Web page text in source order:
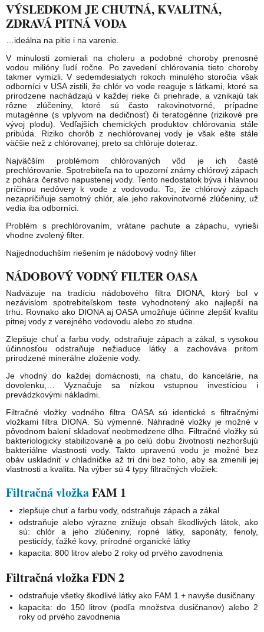
VÝSLEDKOM JE CHUTNÁ, KVALITNÁ,
ZDRAVÁ PITNÁ VODA
…ideálna na pitie i na varenie.
V minulosti zomierali na choleru a podobné choroby prenosné
vodou milióny ľudí ročne. Po zavedení chlórovania tieto choroby
takmer vymizli. V sedemdesiatych rokoch minulého storočia však
odborníci v USA zistili, že chlór vo vode reaguje s látkami, ktoré sa
prirodzene nachádzajú v každej rieke či priehrade, a vznikajú tak
rôzne zlúčeniny, ktoré sú často rakovinotvorné, prípadne
mutagénne (s vplyvom na dedičnosť) či teratogénne (rizikové pre
vývoj plodu). Vedľajších chemických produktov chlórovania stále
pribúda. Riziko chorôb z nechlórovanej vody je však ešte stále
väčšie než z chlórovanej, preto sa chlóruje doteraz.
Najväčším problémom chlórovaných vôd je ich časté
prechlórovanie. Spotrebiteľa na to upozorní známy chlórový zápach
z pohára čerstvo napustenej vody. Tento nedostatok býva i hlavnou
príčinou nedôvery k vode z vodovodu. To, že chlórový zápach
nezapríčiňuje samotný chlór, ale jeho rakovinotvorné zlúčeniny, už
vedia iba odborníci.
Problém s prechlórovaním, vrátane pachute a zápachu, vyrieši
vhodne zvolený filter.
Najjednoduchším riešením je nádobový vodný filter
NÁDOBOVÝ VODNÝ FILTER OASA
Nadväzuje na tradíciu nádobového filtra DIONA, ktorý bol v
nezávislom spotrebiteľskom teste vyhodnotený ako najlepší na
trhu. Rovnako ako DIONA aj OASA umožňuje účinne zlepšiť kvalitu
pitnej vody z verejného vodovodu alebo zo studne.
Zlepšuje chuť a farbu vody, odstraňuje zápach a zákal, s vysokou
účinnosťou odstraňuje nežiaduce látky a zachováva pritom
prirodzené minerálne zloženie vody.
Je vhodný do každej domácnosti, na chatu, do kancelárie, na
dovolenku,… Vyznačuje sa nízkou vstupnou investíciou i
prevádzkovými nákladmi.
Filtračné vložky vodného filtra OASA sú identické s filtračnými
vložkami filtra DIONA. Sú výmenné. Náhradné vložky je možné v
pôvodnom balení skladovať neobmedzene dlho. Filtračné vložky sú
bakteriologicky stabilizované a po celú dobu životnosti nezhoršujú
bakteriálne vlastnosti vody. Takto upravenú vodu je možné bez
obáv uskladniť v chladničke až tri dni bez toho, aby sa zmenili jej
vlastnosti a kvalita. Na výber sú 4 typy filtračných vložiek:
Filtračná vložkaFAM 1
zlepšuje chuť a farbu vody, odstraňuje zápach a zákal
odstraňuje alebo výrazne znižuje obsah škodlivých látok, ako
sú: chlór a jeho zlúčeniny, ropné látky, saponáty, fenoly,
pesticídy, ťažké kovy, prírodné organické látky
kapacita: 800 litrov alebo 2 roky od prvého zavodnenia
Filtračná vložka FDN 2
odstraňuje všetky škodlivé látky ako FAM 1 + navyše dusičnany
kapacita: do 150 litrov (podľa množstva dusičnanov) alebo 2
roky od prvého zavodnenia